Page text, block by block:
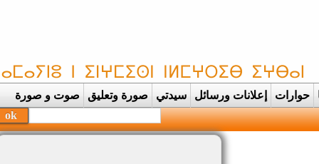
حوارات إعلانات ورسائل سيدتي صورة وتعليق صوت و صورة